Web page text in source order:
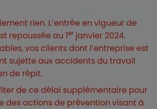
rien. L’entrée en vigueur de
repoussée au 1er janvier 2024.
vos clients dont l’entreprise est
sujette aux accidents du travail
de répit.
de ce délai supplémentaire pour
des actions de prévention visant à